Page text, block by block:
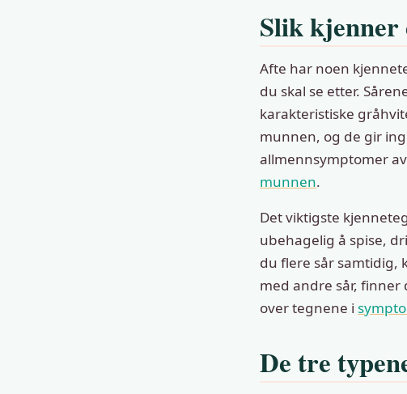
Slik kjenner
Afte har noen
du skal se etter.
karakteristiske
munnen, og de gir
allmennsymptomer
munnen.
Det viktigste
ubehagelig å spise,
du flere sår samtidig,
med andre sår,
over tegnene i
De tre